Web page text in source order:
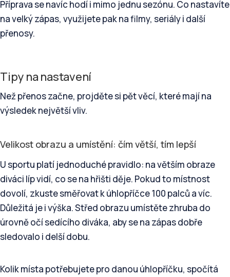
Příprava se navíc hodí i mimo jednu sezónu. Co nastavíte
na velký zápas, využijete pak na filmy, seriály i další
přenosy.
Tipy na nastavení
Než přenos začne, projděte si pět věcí, které mají na
výsledek největší vliv.
Velikost obrazu a umístění: čím větší, tím lepší
U sportu platí jednoduché pravidlo: na větším obraze
diváci líp vidí, co se na hřišti děje. Pokud to místnost
dovolí, zkuste směřovat k úhlopříčce 100 palců a víc.
Důležitá je i výška. Střed obrazu umístěte zhruba do
úrovně očí sedícího diváka, aby se na zápas dobře
sledovalo i delší dobu.
Kolik místa potřebujete pro danou úhlopříčku, spočítá